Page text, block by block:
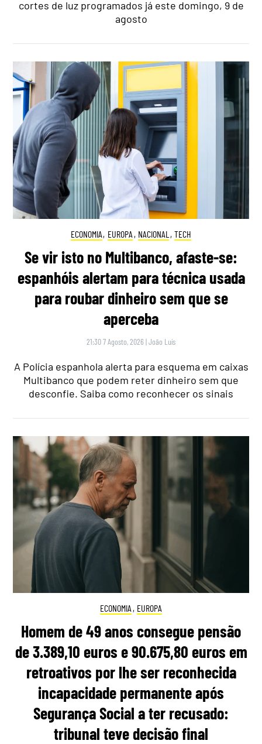
cortes de luz programados já este domingo, 9 de
agosto
ECONOMIA, EUROPA , NACIONAL , TECH
Se vir isto no Multibanco, afaste-se:
espanhóis alertam para técnica usada
para roubar dinheiro sem que se
aperceba
21:30 7 Agosto, 2026 |João Luís
A Polícia espanhola alerta para esquema em caixas
Multibanco que podem reter dinheiro sem que
desconfie. Saiba como reconhecer os sinais
ECONOMIA , EUROPA
Homem de 49 anos consegue pensão
de 3.389,10 euros e 90.675,80 euros em
retroativos por lhe ser reconhecida
incapacidade permanente após
Segurança Social a ter recusado:
tribunal teve decisão final